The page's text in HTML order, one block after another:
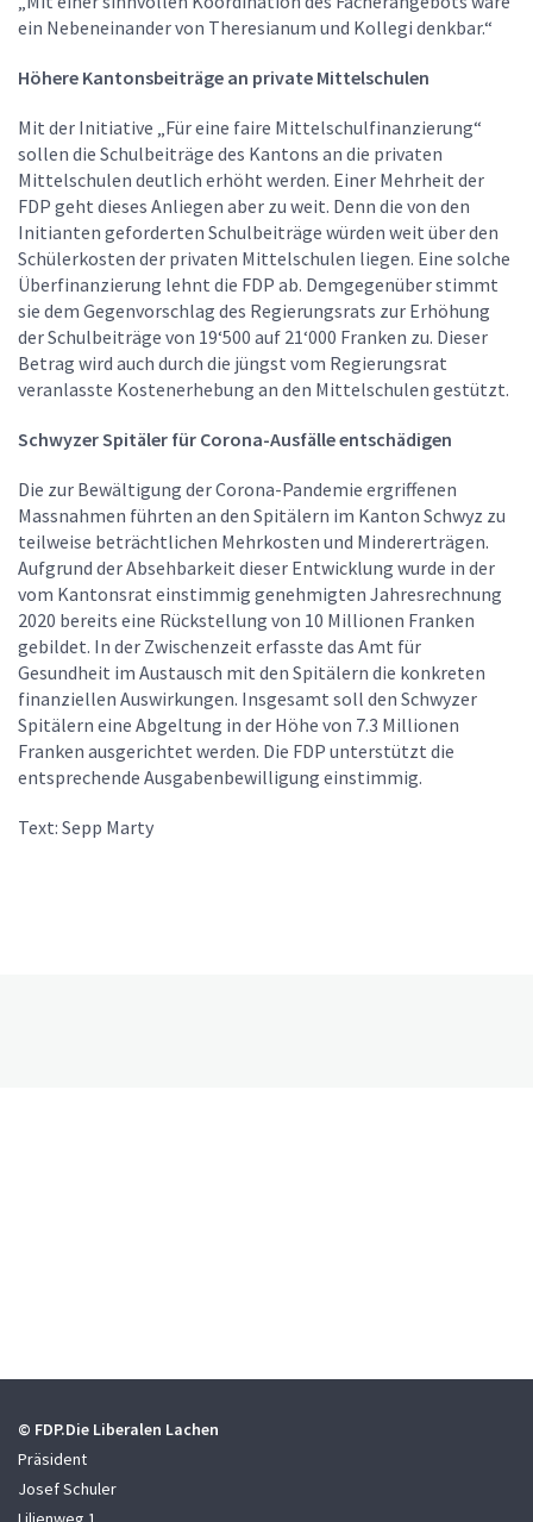
ein Nebeneinander von Theresianum und Kollegi denkbar.“
Höhere Kantonsbeiträge an private Mittelschulen
Mit der Initiative „Für eine faire Mittelschulfinanzierung“
sollen die Schulbeiträge des Kantons an die privaten
Mittelschulen deutlich erhöht werden. Einer Mehrheit der
FDP geht dieses Anliegen aber zu weit. Denn die von den
Initianten geforderten Schulbeiträge würden weit über den
Schülerkosten der privaten Mittelschulen liegen. Eine solche
Überfinanzierung lehnt die FDP ab. Demgegenüber stimmt
sie dem Gegenvorschlag des Regierungsrats zur Erhöhung
der Schulbeiträge von 19‘500 auf 21‘000 Franken zu. Dieser
Betrag wird auch durch die jüngst vom Regierungsrat
veranlasste Kostenerhebung an den Mittelschulen gestützt.
Schwyzer Spitäler für Corona-Ausfälle entschädigen
Die zur Bewältigung der Corona-Pandemie ergriffenen
Massnahmen führten an den Spitälern im Kanton Schwyz zu
teilweise beträchtlichen Mehrkosten und Mindererträgen.
Aufgrund der Absehbarkeit dieser Entwicklung wurde in der
vom Kantonsrat einstimmig genehmigten Jahresrechnung
2020 bereits eine Rückstellung von 10 Millionen Franken
gebildet. In der Zwischenzeit erfasste das Amt für
Gesundheit im Austausch mit den Spitälern die konkreten
finanziellen Auswirkungen. Insgesamt soll den Schwyzer
Spitälern eine Abgeltung in der Höhe von 7.3 Millionen
Franken ausgerichtet werden. Die FDP unterstützt die
entsprechende Ausgabenbewilligung einstimmig.
Text: Sepp Marty
© FDP.Die Liberalen Lachen
Präsident
Josef Schuler